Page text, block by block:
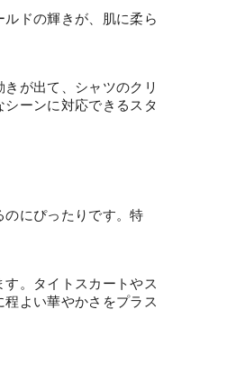
ドの輝きが、肌に柔ら
が出て、シャツのクリ
ーンに対応できるスタ
にぴったりです。特
。タイトスカートやス
よい華やかさをプラス